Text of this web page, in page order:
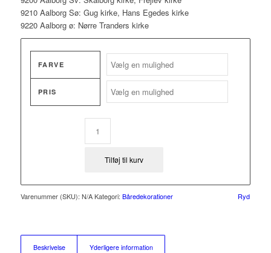
9210 Aalborg Sø: Gug kirke, Hans Egedes kirke
9220 Aalborg ø: Nørre Tranders kirke
FARVE
PRIS
Ryd
Tilføj til kurv
Varenummer (SKU): N/A Kategori: Båredekorationer
Beskrivelse Yderligere information